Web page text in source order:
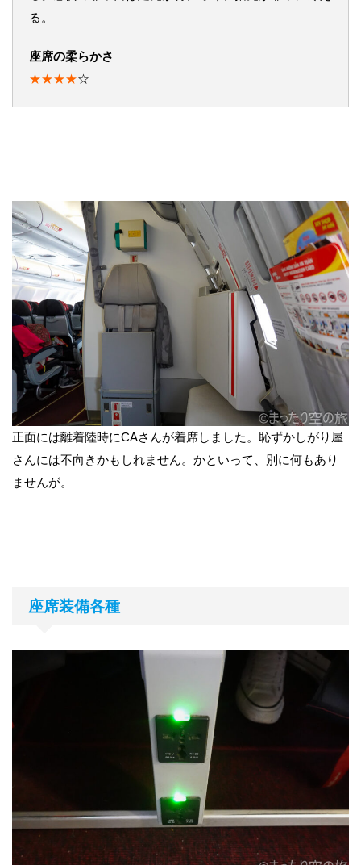
る。
座席の柔らかさ
★★★★☆
正面には離着陸時にCAさんが着席しました。恥ずかしがり屋
さんには不向きかもしれません。かといって、別に何もあり
ませんが。
座席装備各種